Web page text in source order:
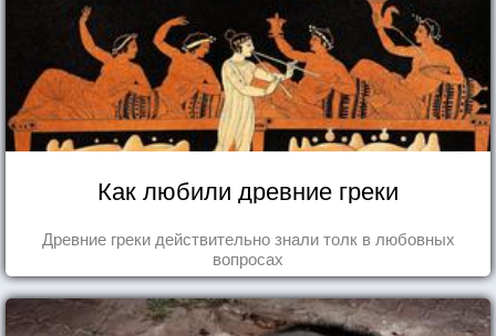
Как любили древние греки
Древние греки действительно знали толк в любовных
вопросах